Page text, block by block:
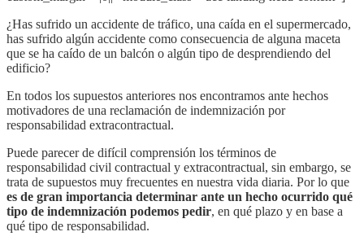
¿Has sufrido un accidente de tráfico, una caída en el supermercado,
has sufrido algún accidente como consecuencia de alguna maceta
que se ha caído de un balcón o algún tipo de desprendiendo del
edificio?
En todos los supuestos anteriores nos encontramos ante hechos
motivadores de una reclamación de indemnización por
responsabilidad extracontractual.
Puede parecer de difícil comprensión los términos de
responsabilidad civil contractual y extracontractual, sin embargo, se
trata de supuestos muy frecuentes en nuestra vida diaria. Por lo que
es de gran importancia determinar ante un hecho ocurrido qué
tipo de indemnización podemos pedir, en qué plazo y en base a
qué tipo de responsabilidad.